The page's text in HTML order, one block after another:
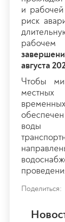
и
риск
рабочем
августа
Чтобы
местных
воды
Поделиться: